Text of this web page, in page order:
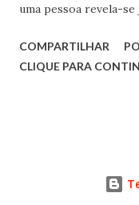
uma pessoa revela-
saber dialogar, apesar
principalmente com
utilizam o silêncio
aderindo,
COMPARTILHAR
CLIQUE PARA